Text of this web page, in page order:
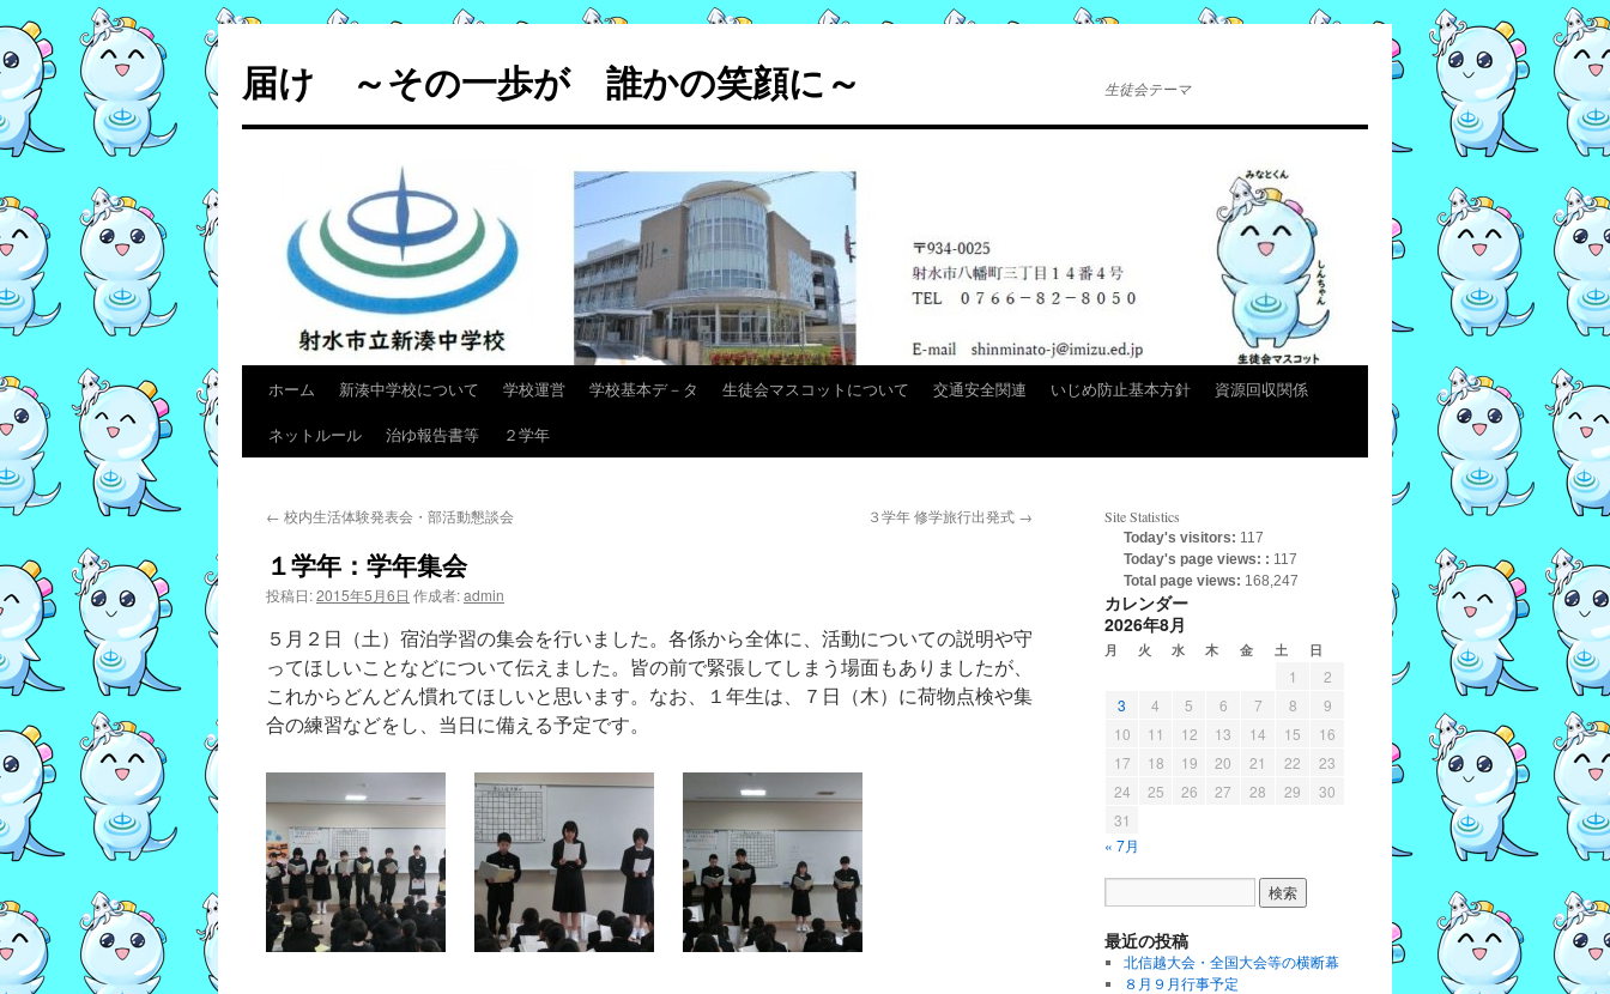
テ
ン
届け ～その一歩が 誰かの笑顔に～ 生徒会テーマ
ホーム 新湊中学校について 学校運営 学校基本デ－タ 生徒会マスコットについて 交通安全関連 いじめ防止基本方針
資源回収関係
ネットルール
治ゆ報告書等 ２学年
← 校内生活体験発表会・部活動懇談会 ３学年 修学旅行出発式 →
１学年：学年集会
投稿日:2015年5月6日 作成者:admin
５月２日（土）宿泊学習の集会を行いました。各係から全体に、活動についての説明や守
ってほしいことなどについて伝えました。皆の前で緊張してしまう場面もありましたが、
これからどんどん慣れてほしいと思います。なお、１年生は、７日（木）に荷物点検や集
合の練習などをし、当日に備える予定です。
Site Statistics
Today's visitors: 117
Today's page views: : 117
Total page views: 168,247
カレンダー
2026年8月
月 火 水 木 金 土 日
1
2
3
4 5 6 7 8
9
10
11 12 13 14 15
16
17
18 19 20 21 22
23
24
25 26 27 28 29
30
31
« 7月
最近の投稿
北信越大会・全国大会等の横断幕
８月９月行事予定